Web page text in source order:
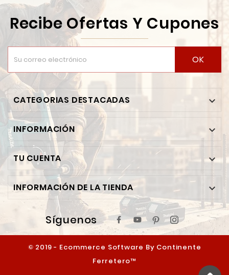
Recibe Ofertas Y Cupones
OK
CATEGORIAS DESTACADAS 
INFORMACIÓN 
TU CUENTA 
INFORMACIÓN DE LA TIENDA 
Síguenos
© 2019 - Ecommerce Software By Continente
Ferretero™